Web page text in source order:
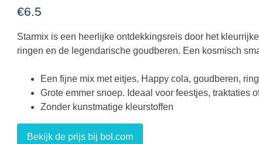
€6.5
Starmix is een heerlijke ontdekkingsreis door het
ringen en de legendarische goudberen. Een kosmisch
Een fijne mix met eitjes, Happy cola, goudberen,
Grote emmer snoep. Ideaal voor feestjes, traktaties
Zonder kunstmatige kleurstoffen
Bekijk de prijs bij bol.com